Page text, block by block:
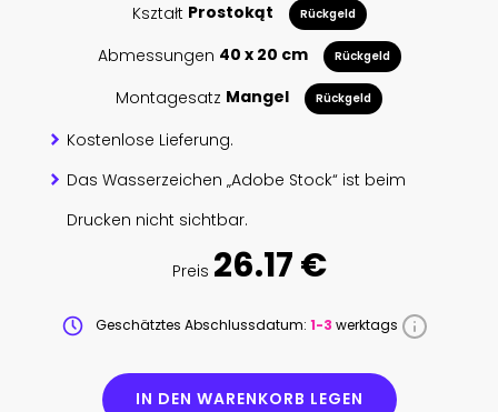
Kształt Prostokąt Rückgeld
Abmessungen 40 x 20 cm Rückgeld
Montagesatz Mangel Rückgeld
Kostenlose Lieferung.
Das Wasserzeichen „Adobe Stock“ ist beim
Drucken nicht sichtbar.
Preis 26.17 €
Geschätztes Abschlussdatum: 1-3 werktags
IN DEN WARENKORB LEGEN